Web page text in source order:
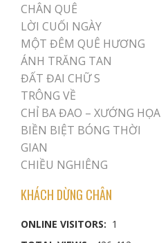
CHÂN QUÊ
LỜI CUỐI NGÀY
MỘT ĐÊM QUÊ HƯƠNG
ÁNH TRĂNG TAN
ĐẤT ĐAI CHỮ S
TRÔNG VỀ
CHỈ BA ĐAO – XƯỚNG HỌA
BIỀN BIỆT BÓNG THỜI
GIAN
CHIỀU NGHIÊNG
KHÁCH DỪNG CHÂN
ONLINE VISITORS: 1